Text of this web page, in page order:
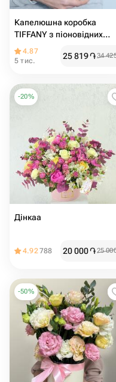
Капелюшна коробка
TIFFANY з піоновідних
троянд
4.87
5 тис.
25 819֏34
-20%
Дінкаа
4.92788 20 000֏25
-50%